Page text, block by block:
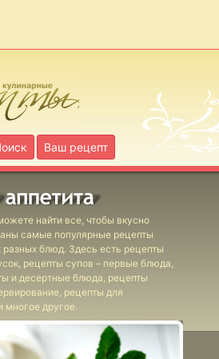
Ваш рецепт
найти все, чтобы вкусно
самые популярные рецепты
блюд. Здесь есть рецепты
рецепты супов – первые блюда,
и десертные блюда, рецепты
рецепты для
многое другое.